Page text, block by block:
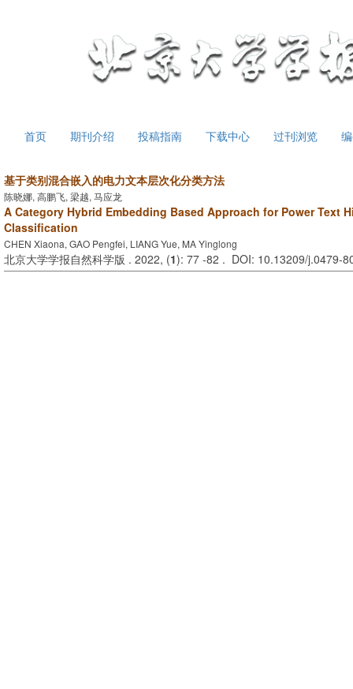
首页 期刊介绍 投稿指南 下载中心 过刊浏览
基于类别混合嵌入的电力文本层次化分类方法
陈晓娜, 高鹏飞, 梁越, 马应龙
A Category Hybrid Embedding Based Approach for Power Text
Classification
CHEN Xiaona, GAO Pengfei, LIANG Yue, MA Yinglong
北京大学学报自然科学版 . 2022, (1): 77 -82 . DOI: 10.13209/j.0479-